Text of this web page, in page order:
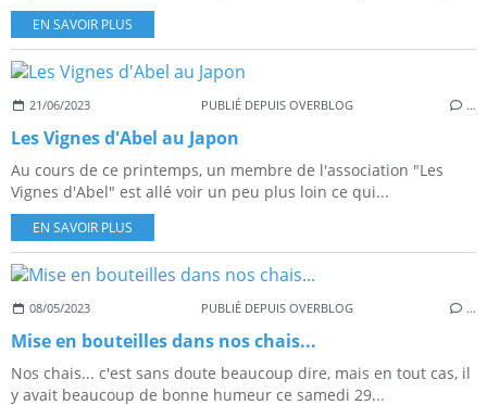
EN SAVOIR PLUS
21/06/2023 PUBLIÉ DEPUIS OVERBLOG …
Les Vignes d'Abel au Japon
Au cours de ce printemps, un membre de l'association "Les
Vignes d'Abel" est allé voir un peu plus loin ce qui...
EN SAVOIR PLUS
08/05/2023 PUBLIÉ DEPUIS OVERBLOG …
Mise en bouteilles dans nos chais...
Nos chais... c'est sans doute beaucoup dire, mais en tout cas, il
y avait beaucoup de bonne humeur ce samedi 29...